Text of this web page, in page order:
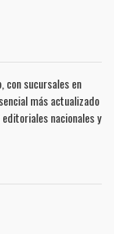
con sucursales en
más actualizado
nacionales y